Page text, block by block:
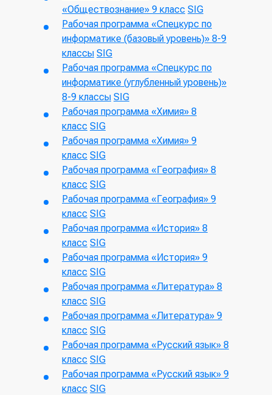
«Обществознание» 9 класс SIG
Рабочая программа «Спецкурс по
информатике (базовый уровень)» 8-9
классы SIG
Рабочая программа «Спецкурс по
информатике (углубленный уровень)»
8-9 классы SIG
Рабочая программа «Химия» 8
класс SIG
Рабочая программа «Химия» 9
класс SIG
Рабочая программа «География» 8
класс SIG
Рабочая программа «География» 9
класс SIG
Рабочая программа «История» 8
класс SIG
Рабочая программа «История» 9
класс SIG
Рабочая программа «Литература» 8
класс SIG
Рабочая программа «Литература» 9
класс SIG
Рабочая программа «Русский язык» 8
класс SIG
Рабочая программа «Русский язык» 9
класс SIG